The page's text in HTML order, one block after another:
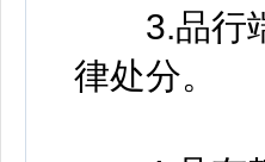
3.品行端
律处分。